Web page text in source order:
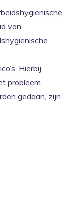
van
Hierbij
probleem
gedaan, zijn